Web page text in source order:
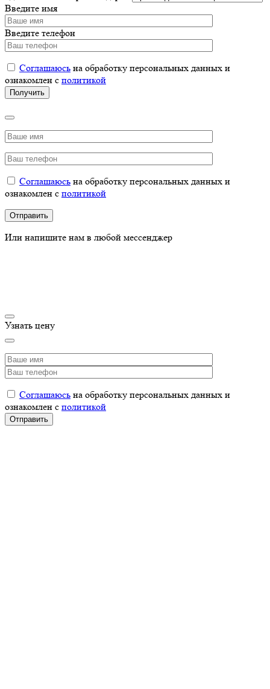
Введите имя
Введите телефон
Соглашаюсь на обработку персональных данных и
ознакомлен с политикой
Соглашаюсь на обработку персональных данных и
ознакомлен с политикой
Или напишите нам в любой мессенджер
Узнать цену
Соглашаюсь на обработку персональных данных и
ознакомлен с политикой